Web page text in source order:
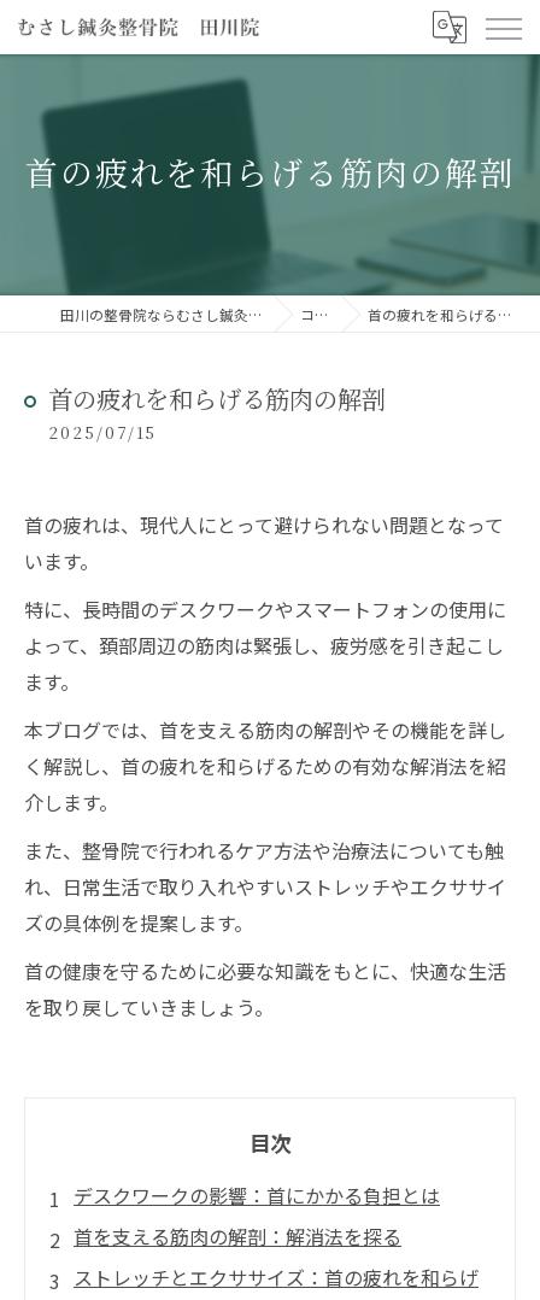
首の疲れを和らげる筋肉の解剖
田川の整骨院ならむさし鍼灸整骨院 田川院 コラム 首の疲れを和らげる筋肉の解剖
首の疲れを和らげる筋肉の解剖
2025/07/15
首の疲れは、現代人にとって避けられない問題となって
います。
特に、長時間のデスクワークやスマートフォンの使用に
よって、頚部周辺の筋肉は緊張し、疲労感を引き起こし
ます。
本ブログでは、首を支える筋肉の解剖やその機能を詳し
く解説し、首の疲れを和らげるための有効な解消法を紹
介します。
また、整骨院で行われるケア方法や治療法についても触
れ、日常生活で取り入れやすいストレッチやエクササイ
ズの具体例を提案します。
首の健康を守るために必要な知識をもとに、快適な生活
を取り戻していきましょう。
目次
デスクワークの影響：首にかかる負担とは
首を支える筋肉の解剖：解消法を探る
ストレッチとエクササイズ：首の疲れを和らげ